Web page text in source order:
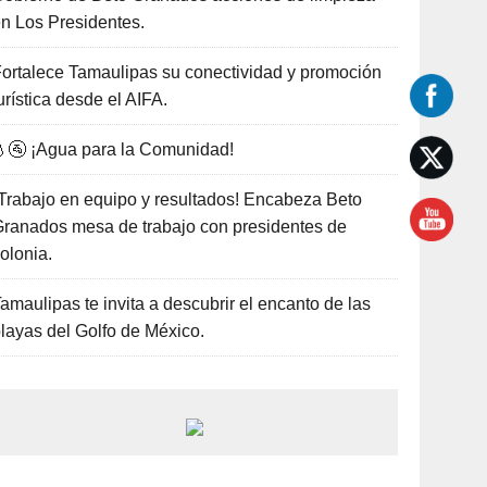
Los Presidentes.
Tamaulipas su conectividad y promoción
desde el AIFA.
¡Agua para la Comunidad!
en equipo y resultados! Encabeza Beto
mesa de trabajo con presidentes de
te invita a descubrir el encanto de las
del Golfo de México.